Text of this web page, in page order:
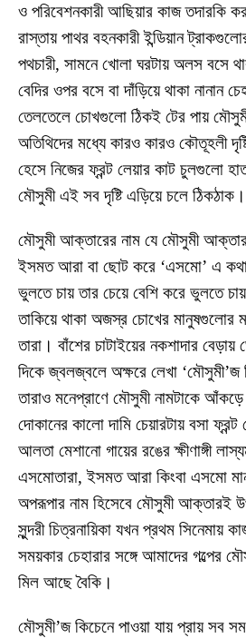
ও পরিবেশনকারী আছিয়ার কাজ তদারকি
রাস্তায় পাথর বহনকারী ইন্ডিয়ান
পথচারী, সামনে খোলা ঘরটায় অলস বসে
বেদির ওপর বসে বা দাঁড়িয়ে থাকা নানান
তেলতেলে চোখগুলো ঠিকই টের পায়
অতিথিদের মধ্যে কারও কারও কৌতূহলী
হেসে নিজের ফ্রন্ট লেয়ার কাট চুলগুলো
মৌসুমী এই সব দৃষ্টি এড়িয়ে চলে ঠিকঠাক।
মৌসুমী আক্তারের নাম যে মৌসুমী
ইসমত আরা বা ছোট করে ‘এসমো’ এ
ভুলতে চায় তার চেয়ে বেশি করে ভুলতে
তাকিয়ে থাকা অজস্র চোখের মানুষগুলোর
তারা। বাঁশের চাটাইয়ের নকশাদার বেড়ায়
দিকে জ্বলজ্বলে অক্ষরে লেখা ‘মৌসুমী’জ
তারাও মনেপ্রাণে মৌসুমী নামটাকে
দোকানের কালো দামি চেয়ারটায় বসা
আলতা মেশানো গায়ের রঙের ক্ষীণাঙ্গী
এসমোতারা, ইসমত আরা কিংবা এসমো
অপরূপার নাম হিসেবে মৌসুমী আক্তারই
সুন্দরী চিত্রনায়িকা যখন প্রথম
সময়কার চেহারার সঙ্গে আমাদের গল্পের
মিল আছে বৈকি।
মৌসুমী’জ কিচেনে পাওয়া যায় প্রায় সব